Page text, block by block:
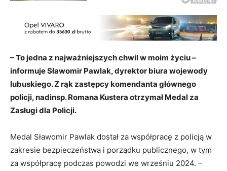
– To jedna z najważniejszych chwil w moim życiu –
informuje Sławomir Pawlak, dyrektor biura wojewody
lubuskiego. Z rąk zastępcy komendanta głównego
policji, nadinsp. Romana Kustera otrzymał Medal za
Zasługi dla Policji.
Medal Sławomir Pawlak dostał za współpracę z policją w
zakresie bezpieczeństwa i porządku publicznego, w tym
za współpracę podczas powodzi we wrześniu 2024. –